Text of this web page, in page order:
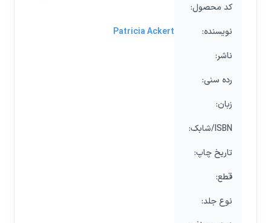
:کد محصول
:نویسنده
Patricia Ackert
:ناشر
:رده‌ سنی
:زبان
:شابک/ISBN
:تاریخ چاپ
:قطع
:نوع جلد